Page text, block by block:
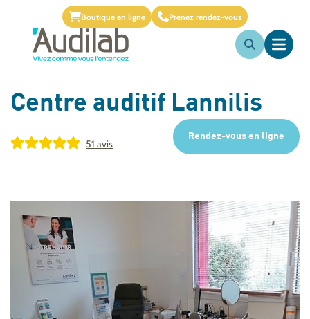
Boutique en ligne Prenez rendez-vous
Centre auditif Lannilis
51 avis
Rendez-vous en ligne